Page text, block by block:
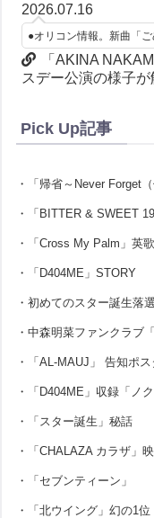
2026.07.16
●オリコン情報。新曲「
「AKINA
スデー公演の様子が
Pick Up記事
・「帰省～Never Forget（
・「BITTER & SWEET
・「Cross My Palm」英
・「D404ME」STORY
・初めてのスター誕生落選
・中森明菜ファンクラブ
・「AL-MAUJ」 告知ポス
・「D404ME」収録「ノ
・「スター誕生」秘話
・「CHALAZA カラザ」
・「セブンティーン」
・「北ウイング」幻の1位